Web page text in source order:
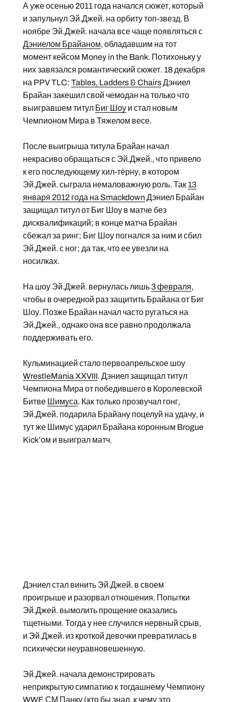
А уже осенью 2011 года начался сюжет, который
и запульнул Эй.Джей. на орбиту топ-звезд. В
ноябре Эй.Джей. начала все чаще появляться с
Дэниелом Брайаном, обладавшим на тот
момент кейсом Money in the Bank. Потихоньку у
них завязался романтический сюжет. 18 декабря
на PPV TLC: Tables, Ladders & ChairsДэниел
Брайан закешил свой чемодан на только что
выигравшем титул Биг Шоуи стал новым
Чемпионом Мира в Тяжелом весе.
После выигрыша титула Брайан начал
некрасиво обращаться с Эй.Джей., что привело
к его последующему хил-тёрну, в котором
Эй.Джей. сыграла немаловажную роль. Так 13
января 2012 года на Smackdown Дэниел Брайан
защищал титул от Биг Шоу в матче без
дисквалификаций; в конце матча Брайан
сбежал за ринг; Биг Шоу погнался за ним и сбил
Эй.Джей. с ног; да так, что ее увезли на
носилках.
На шоу Эй.Джей. вернулась лишь3 февраля,
чтобы в очередной раз защитить Брайана от Биг
Шоу. Позже Брайан начал часто ругаться на
Эй.Джей., однако она все равно продолжала
поддерживать его.
Кульминацией стало первоапрельское шоу
WrestleMania XXVIII. Дэниел защищал титул
Чемпиона Мира от победившего в Королевской
Битве Шимуса. Как только прозвучал гонг,
Эй.Джей. подарила Брайану поцелуй на удачу, и
тут же Шимус ударил Брайана коронным Brogue
Kick’ом и выиграл матч.
Дэниел стал винить Эй.Джей. в своем
проигрыше и разорвал отношения. Попытки
Эй.Джей. вымолить прощение оказались
тщетными. Тогда у нее случился нервный срыв,
и Эй.Джей. из кроткой девочки превратилась в
психически неуравновешенную.
Эй.Джей. начала демонстрировать
неприкрытую симпатию к тогдашнему Чемпиону
WWE СМ Панку(кто бы знал, к чему это